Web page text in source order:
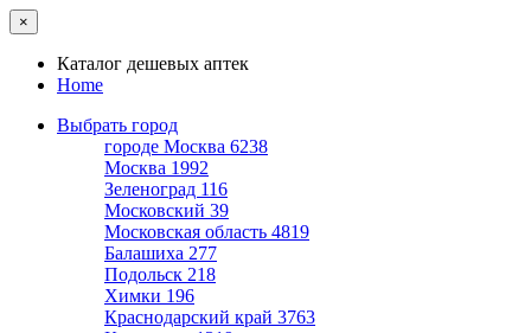
×
Каталог дешевых аптек
Home
Выбрать город
городе Москва 6238
Москва 1992
Зеленоград 116
Московский 39
Московская область 4819
Балашиха 277
Подольск 218
Химки 196
Краснодарский край 3763